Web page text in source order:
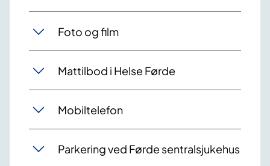
Foto og film
Mattilbod i Helse Førde
Mobiltelefon
Parkering ved Førde sentralsjukehus